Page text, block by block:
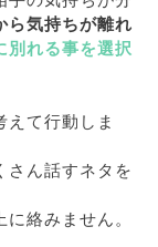
ら気持ちが離れ
別れる事を選択
えて行動しま
さん話すネタを
絡みません。